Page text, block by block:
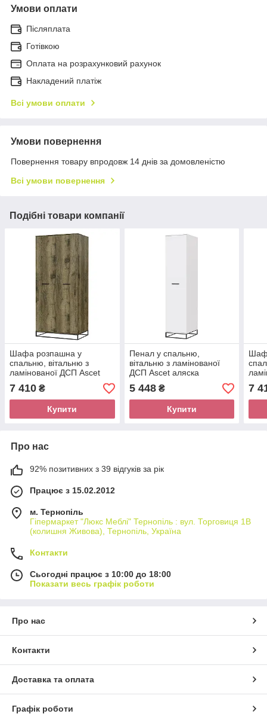
Умови оплати
Післяплата
Готівкою
Оплата на розрахунковий рахунок
Накладений платіж
Всі умови оплати
Умови повернення
Повернення товару впродовж 14 днів за домовленістю
Всі умови повернення
Подібні товари компанії
Шафа розпашна у
спальню, вітальню з
ламінованої ДСП Ascet
дуб фрегат Artinhead
7 410 ₴
Купити
Пенал у спальню,
вітальню з ламінованої
ДСП Ascet аляска
Artinhead
5 448₴
Купити
7
Про нас
92% позитивних з 39 відгуків за рік
Працює з 15.02.2012
м. Тернопіль
Гіпермаркет "Люкс Меблі" Тернопіль : вул. Торговиця 1В
(колишня Живова), Тернопіль, Україна
Контакти
Сьогодні працює з 10:00 до 18:00
Показати весь графік роботи
Про нас
Контакти
Доставка та оплата
Графік роботи